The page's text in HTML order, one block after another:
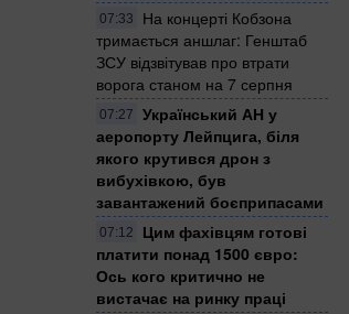
07:33
На концерті Кобзона
тримається аншлаг: Генштаб
ЗСУ відзвітував про втрати
ворога станом на 7 серпня
07:27
Український АН у
аеропорту Лейпцига, біля
якого крутився дрон з
вибухівкою, був
завантажений боєприпасами
07:12
Цим фахівцям готові
платити понад 1500 євро:
Ось кого критично не
вистачає на ринку праці